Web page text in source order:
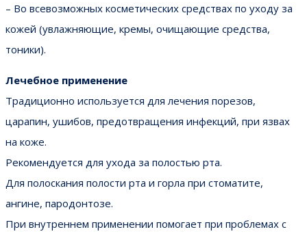
– Во всевозможных косметических средствах по уходу за
кожей (увлажняющие, кремы, очищающие средства,
тоники).
Лечебное применение
Традиционно используется для лечения порезов,
царапин, ушибов, предотвращения инфекций, при язвах
на коже.
Рекомендуется для ухода за полостью рта.
Для полоскания полости рта и горла при стоматите,
ангине, пародонтозе.
При внутреннем применении помогает при проблемах с